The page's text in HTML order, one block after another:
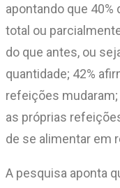
apontando que
total ou
do que antes, ou
quantidade; 42%
refeições
as próprias
de se alimentar em
A pesquisa aponta